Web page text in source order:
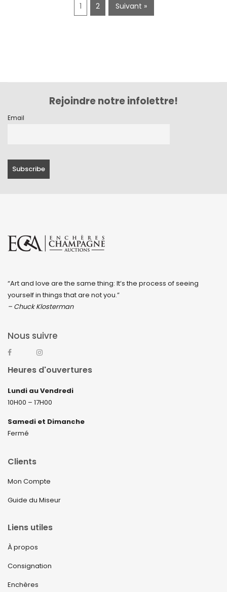
1 2 Suivant »
Rejoindre notre infolettre!
Email
“Art and love are the same thing: It’s the process of seeing
yourself in things that are not you.”
– Chuck Klosterman
Nous suivre
Heures d'ouvertures
Lundi au Vendredi
10H00 – 17H00
Samedi et Dimanche
Fermé
Clients
Mon Compte
Guide du Miseur
Liens utiles
À propos
Consignation
Enchères